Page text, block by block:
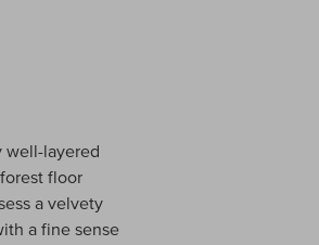
well-layered
floor
a velvety
a fine sense